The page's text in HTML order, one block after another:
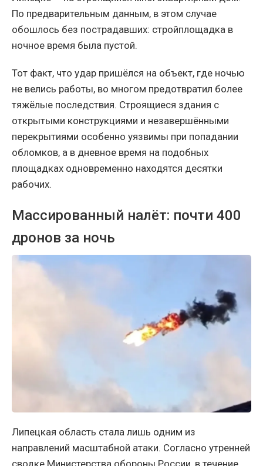
По предварительным данным, в этом случае
обошлось без пострадавших: стройплощадка в
ночное время была пустой.
Тот факт, что удар пришёлся на объект, где ночью
не велись работы, во многом предотвратил более
тяжёлые последствия. Строящиеся здания с
открытыми конструкциями и незавершёнными
перекрытиями особенно уязвимы при попадании
обломков, а в дневное время на подобных
площадках одновременно находятся десятки
рабочих.
Массированный налёт: почти 400
дронов за ночь
Липецкая область стала лишь одним из
направлений масштабной атаки. Согласно утренней
сводке Министерства обороны России, в течение